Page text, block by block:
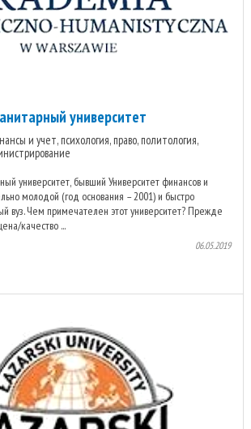
университет
и учет, психология, право, политология,
университет, бывший Университет финансов и
молодой (год основания – 2001) и быстро
вуз. Чем примечателен этот университет? Прежде
качество ...
06.05.2019